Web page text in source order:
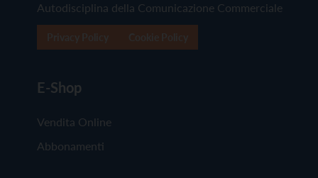
Autodisciplina della Comunicazione Commerciale
E-Shop
Vendita Online
Abbonamenti